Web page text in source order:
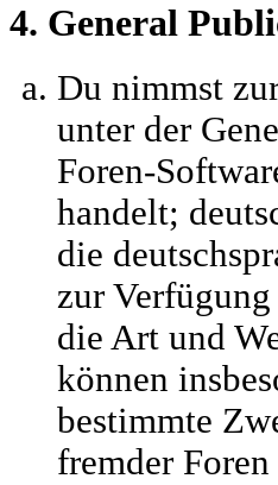
4. General
Du nimmst
unter der
Foren-
handelt;
die
zur
die Art und
können
bestimmte
fremder